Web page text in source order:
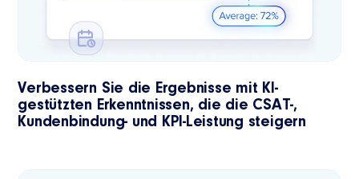
Verbessern Sie die Ergebnisse mit KI-
gestützten Erkenntnissen, die die CSAT-,
Kundenbindung- und KPI-Leistung steigern